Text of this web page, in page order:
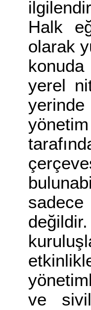
Halk
olarak
yerel
ve